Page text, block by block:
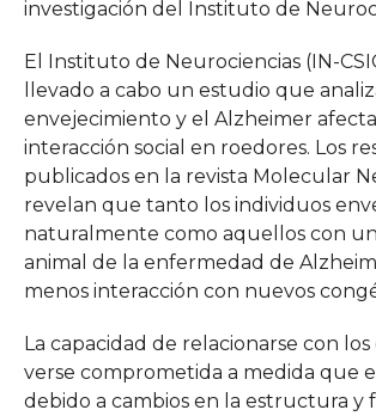
investigación del Instituto de
El Instituto de Neurociencias (IN-
llevado a cabo un estudio que
envejecimiento y el Alzheimer
interacción social en roedores. Los
publicados en la revista Molecular
revelan que tanto los individuos
naturalmente como aquellos con
animal de la enfermedad de
menos interacción con nuevos
La capacidad de relacionarse con
verse comprometida a medida que
debido a cambios en la estructura y